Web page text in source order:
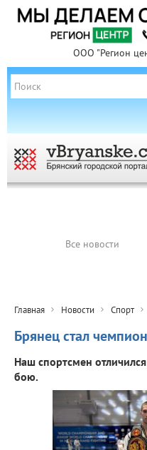
ООО "Регион
Все новости
Главная Новости Спорт
Брянец стал
Наш спортсмен
бою.